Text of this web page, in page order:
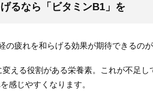
るなら「ビタミンB1」を
の疲れを和らげる効果が期待できるのが
える役割がある栄養素。これが不足
感じやすくなります。